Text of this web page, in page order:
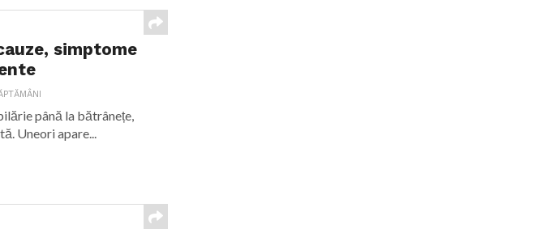
simptome
până la bătrânețe,
Uneori apare...